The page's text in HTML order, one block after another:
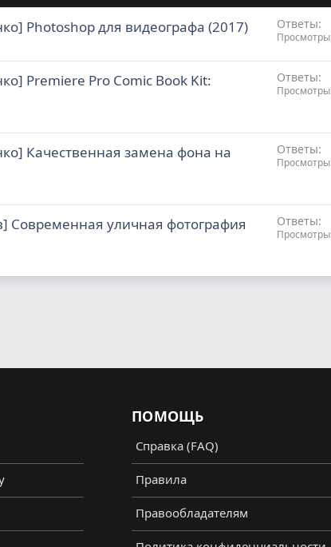
Photoshop для видеографа (2017) Ответы
Просмотры
Premiere Pro Comic Book Kit:
Ответы
Просмотры
Качественная замена фона на
Ответы
Просмотры
Современная уличная фотография
Ответы
Просмотры
ПОМОЩЬ
Справка (FAQ)
Правила
Правообладателям